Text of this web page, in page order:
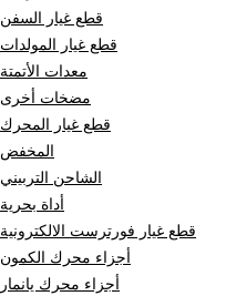
قطع غيار السفن
قطع غيار المولدات
معدات الأتمتة
مضخات أخرى
قطع غيار المحرك
المخفض
الشاحن التربيني
أداة بحرية
قطع غيار فورترست الالكترونية
أجزاء محرك الكمون
أجزاء محرك يانمار